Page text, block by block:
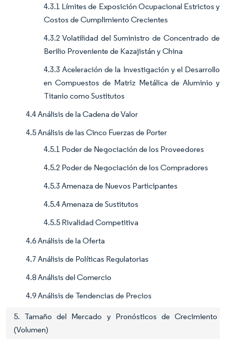
4.3.1 Límites de Exposición Ocupacional Estrictos y
Costos de Cumplimiento Crecientes
4.3.2 Volatilidad del Suministro de Concentrado de
Berilio Proveniente de Kazajistán y China
4.3.3 Aceleración de la Investigación y el Desarrollo
en Compuestos de Matriz Metálica de Aluminio y
Titanio como Sustitutos
4.4 Análisis de la Cadena de Valor
4.5 Análisis de las Cinco Fuerzas de Porter
4.5.1 Poder de Negociación de los Proveedores
4.5.2 Poder de Negociación de los Compradores
4.5.3 Amenaza de Nuevos Participantes
4.5.4 Amenaza de Sustitutos
4.5.5 Rivalidad Competitiva
4.6 Análisis de la Oferta
4.7 Análisis de Políticas Regulatorias
4.8 Análisis del Comercio
4.9 Análisis de Tendencias de Precios
5. Tamaño del Mercado y Pronósticos de Crecimiento
(Volumen)